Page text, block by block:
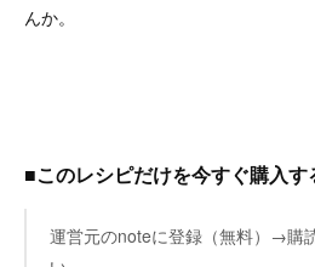
んか。
■このレシピだけを今すぐ購入す
運営元のnoteに登録（無料）→購